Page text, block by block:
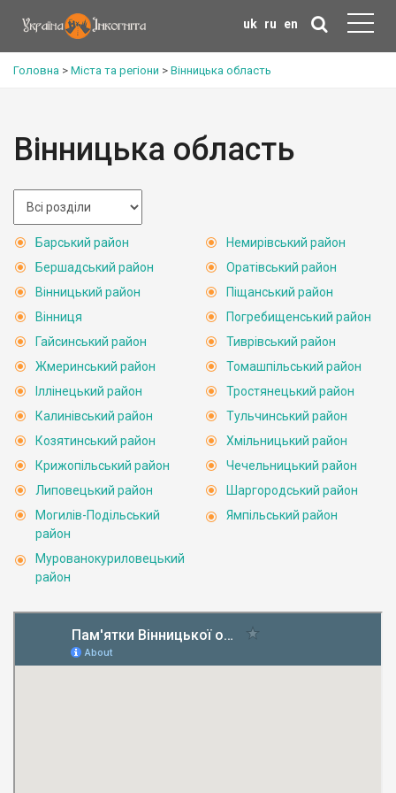
uk ru en
Головна > Міста та регіони > Вінницька область
Вінницька область
Барський район
Бершадський район
Вінницький район
Вінниця
Гайсинський район
Жмеринський район
Іллінецький район
Калинівський район
Козятинський район
Крижопільський район
Липовецький район
Могилів-Подільський
район
Мурованокуриловецький
район
Немирівський район
Оратівський район
Піщанський район
Погребищенський район
Тиврівський район
Томашпільський район
Тростянецький район
Тульчинський район
Хмільницький район
Чечельницький район
Шаргородський район
Ямпільський район